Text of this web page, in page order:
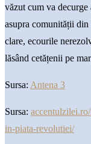
văzut cum va decurge
asupra comunității
clare, ecourile
lăsând cetățenii pe
Sursa: Antena 3
Sursa:
in-piata-revolutiei/